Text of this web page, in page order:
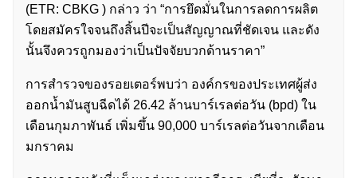
(ETR: CBKG ) กล่าว ว่า “การยึดมั่นในการลดการผลิต
โดยสมัครใจจนถึงสิ้นปีจะเป็นสัญญาณที่ชัดเจน และดัง
นั้นจึงควรถูกมองว่าเป็นปัจจัยบวกด้านราคา”
การสำรวจของรอยเตอร์พบว่า องค์กรของประเทศผู้ส่ง
ออกน้ำมันสูบฉีดได้ 26.42 ล้านบาร์เรลต่อวัน (bpd) ใน
เดือนกุมภาพันธ์ เพิ่มขึ้น 90,000 บาร์เรลต่อวันจากเดือน
มกราคม